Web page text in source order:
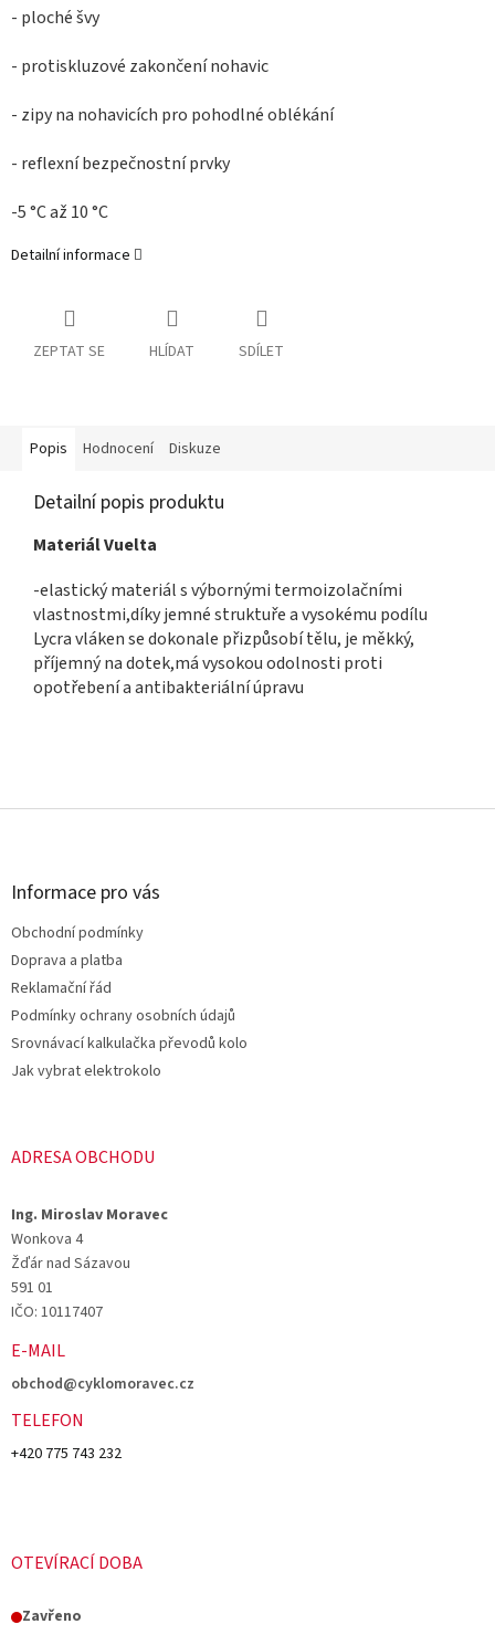
- ploché švy
- protiskluzové zakončení nohavic
- zipy na nohavicích pro pohodlné oblékání
- reflexní bezpečnostní prvky
-5 °C až 10 °C
Detailní informace
ZEPTAT SE HLÍDAT SDÍLET
Popis Hodnocení Diskuze
Detailní popis produktu
Materiál Vuelta
-elastický materiál s výbornými termoizolačními
vlastnostmi,díky jemné struktuře a vysokému podílu
Lycra vláken se dokonale přizpůsobí tělu, je měkký,
příjemný na dotek,má vysokou odolnosti proti
opotřebení a antibakteriální úpravu
Z
Informace pro vás
Obchodní podmínky
Doprava a platba
Reklamační řád
Podmínky ochrany osobních údajů
Srovnávací kalkulačka převodů kolo
Jak vybrat elektrokolo
ADRESA OBCHODU
Ing. Miroslav Moravec
Wonkova 4
Žďár nad Sázavou
591 01
IČO: 10117407
E-MAIL
obchod@cyklomoravec.cz
TELEFON
+420 775 743 232
OTEVÍRACÍ DOBA
Zavřeno